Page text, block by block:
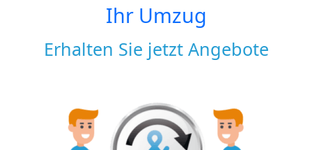
Ihr Umzug
Erhalten Sie jetzt Angebote